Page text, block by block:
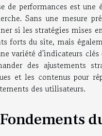
de performances est
Sans une mesure
si les stratégies mises
forts du site, mais
variété d'indicateurs
des ajustements
et les contenus pour
des utilisateurs.